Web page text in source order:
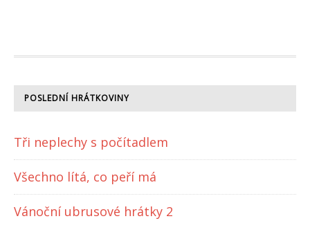
FOOTER
POSLEDNÍ HRÁTKOVINY
Tři neplechy s počítadlem
Všechno lítá, co peří má
Vánoční ubrusové hrátky 2